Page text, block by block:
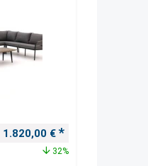
€.
Ursprünglicher Preis war:
1.820,00 € Aktueller Preis
32%